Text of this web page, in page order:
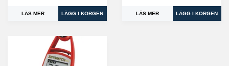
LÄS MER LÄS MER